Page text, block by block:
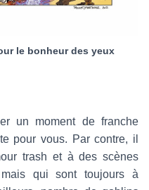
le bonheur des yeux
un moment de franche
pour vous. Par contre, il
trash et à des scènes
mais qui sont toujours à